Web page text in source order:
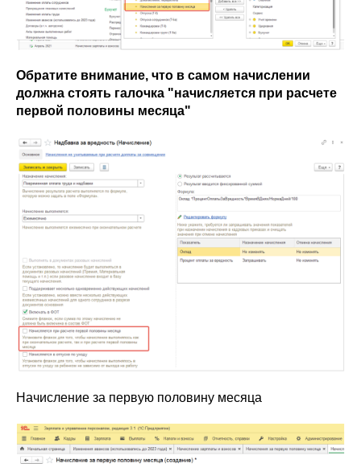
Обратите внимание, что в самом начислении
должна стоять галочка "начисляется при расчете
первой половины месяца"
Начисление за первую половину месяца